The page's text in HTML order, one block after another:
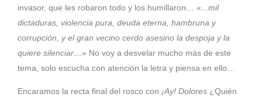
invasor, que les robaron todo y los humillaron… «..
.mil
dictaduras, violencia pura, deuda eterna, hambruna y
corrupción, y el gran vecino cerdo asesino la despoja y la
quiere silenciar…» No voy a desvelar mucho más de este
tema, solo escucha con atención la letra y piensa en ello…
Encaramos la recta final del rosco con ¡Ay! Dolores ¿Quién